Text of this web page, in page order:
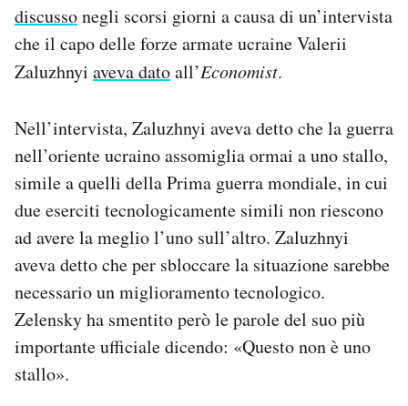
Hai bisogno di aiuto?
discussonegli scorsi giorni a causa di un’intervista
che il capo delle forze armate ucraine Valerii
Zaluzhnyi aveva datoall’Economist.
Nell’intervista, Zaluzhnyi aveva detto che la guerra
nell’oriente ucraino assomiglia ormai a uno stallo,
simile a quelli della Prima guerra mondiale, in cui
due eserciti tecnologicamente simili non riescono
ad avere la meglio l’uno sull’altro. Zaluzhnyi
aveva detto che per sbloccare la situazione sarebbe
necessario un miglioramento tecnologico.
Zelensky ha smentito però le parole del suo più
importante ufficiale dicendo: «Questo non è uno
stallo».